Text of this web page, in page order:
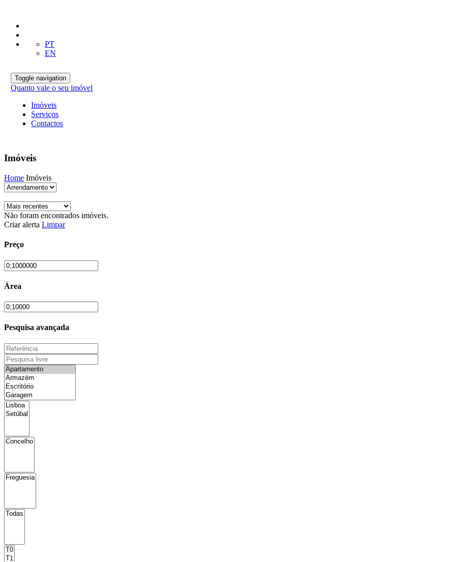
PT
EN
Toggle navigation
Quanto vale o seu imóvel
Imóveis
Serviços
Contactos
Imóveis
Home Imóveis
Não foram encontrados imóveis.
Criar alerta Limpar
Preço
Área
Pesquisa avançada